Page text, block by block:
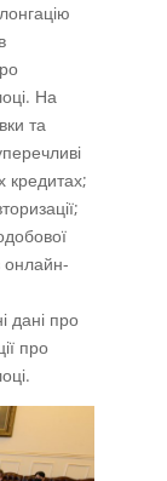
На
та
кредитах;
онлайн-
дані про
про